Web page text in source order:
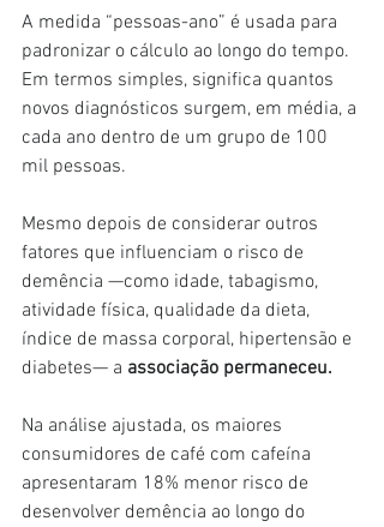
A medida “pessoas-ano” é usada para
padronizar o cálculo ao longo do tempo.
Em termos simples, significa quantos
novos diagnósticos surgem, em média, a
cada ano dentro de um grupo de 100
mil pessoas.
Mesmo depois de considerar outros
fatores que influenciam o risco de
demência —como idade, tabagismo,
atividade física, qualidade da dieta,
índice de massa corporal, hipertensão e
diabetes— a associação permaneceu.
Na análise ajustada, os maiores
consumidores de café com cafeína
apresentaram 18% menor risco de
desenvolver demência ao longo do